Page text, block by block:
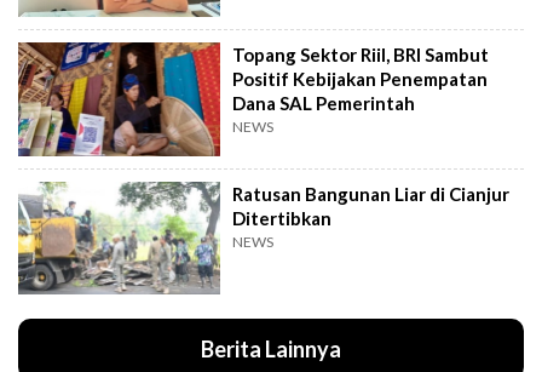
Topang Sektor Riil, BRI Sambut
Positif Kebijakan Penempatan
Dana SAL Pemerintah
NEWS
Ratusan Bangunan Liar di Cianjur
Ditertibkan
NEWS
Berita Lainnya